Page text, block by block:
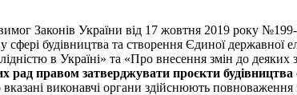
Законів України від 17 жовтня 2019 року
будівництва та створення Єдиної державної
в Україні» та «Про внесення змін до
рад правом затверджувати проєкти будівництва
виконавчі органи здійснюють